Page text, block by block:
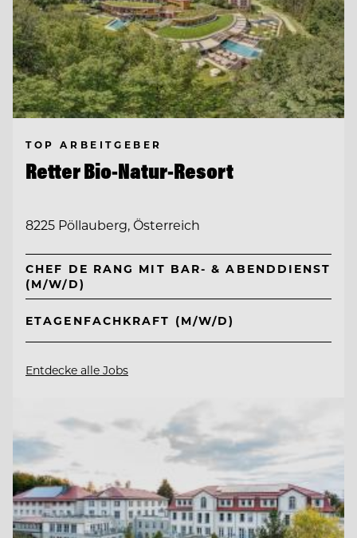
TOP ARBEITGEBER
Retter Bio-Natur-Resort
8225 Pöllauberg, Österreich
CHEF DE RANG MIT BAR- & ABENDDIENST
(M/W/D)
ETAGENFACHKRAFT (M/W/D)
Entdecke alle Jobs